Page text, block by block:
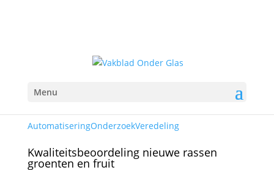
Menu
AutomatiseringOnderzoekVeredeling
Kwaliteitsbeoordeling nieuwe rassen
groenten en fruit